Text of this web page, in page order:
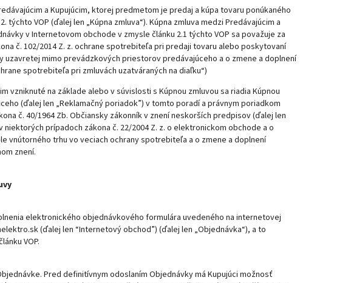
a Kupujúcim, ktorej predmetom je predaj a kúpa tovaru ponúkaného
VOP (ďalej len „Kúpna zmluva“). Kúpna zmluva medzi Predávajúcim a
v Internetovom obchode v zmysle článku 2.1 týchto VOP sa považuje za
č. 102/2014 Z. z. ochrane spotrebiteľa pri predaji tovaru alebo poskytovaní
uzavretej mimo prevádzkových priestorov predávajúceho a o zmene a doplnení
spotrebiteľa pri zmluvách uzatváraných na diaľku“)
vzniknuté na základe alebo v súvislosti s Kúpnou zmluvou sa riadia Kúpnou
(ďalej len „Reklamačný poriadok”) v tomto poradí a právnym poriadkom
č. 40/1964 Zb. Občiansky zákonník v znení neskorších predpisov (ďalej len
prípadoch zákona č. 22/2004 Z. z. o elektronickom obchode a o
vnútorného trhu vo veciach ochrany spotrebiteľa a o zmene a doplnení
znení.
elektronického objednávkového formulára uvedeného na internetovej
(ďalej len “Internetový obchod”) (ďalej len „Objednávka“), a to
VOP.
Pred definitívnym odoslaním Objednávky má Kupujúci možnosť